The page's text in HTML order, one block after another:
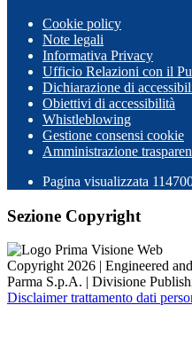
Cookie policy
Note legali
Informativa Privacy
Ufficio Relazioni con il
Dichiarazione di
Obiettivi di accessibilità
Whistleblowing
Gestione consensi cookie
Amministrazione
Pagina visualizzata
Sezione Copyright
Copyright 2026 | Engineered
Parma S.p.A. | Divisione
Disclaimer trattamento dati